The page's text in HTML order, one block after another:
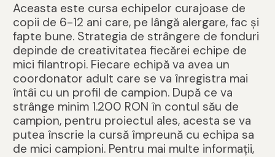
Aceasta este cursa echipelor curajoase de
copii de 6-12 ani care, pe lângă alergare, fac şi
fapte bune. Strategia de strângere de fonduri
depinde de creativitatea fiecărei echipe de
mici filantropi. Fiecare echipă va avea un
coordonator adult care se va înregistra mai
întâi cu un profil de campion. După ce va
strânge minim 1.200 RON în contul său de
campion, pentru proiectul ales, acesta se va
putea înscrie la cursă împreună cu echipa sa
de mici campioni. Pentru mai multe informații,